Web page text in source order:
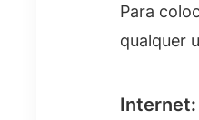
Para
qualquer
Internet: